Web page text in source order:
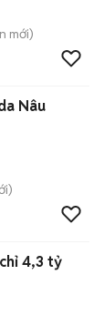
mới)
Nâu
4,3 tỷ